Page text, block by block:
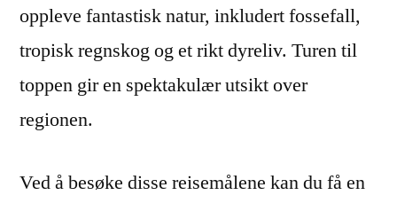
oppleve fantastisk natur, inkludert fossefall,
tropisk regnskog og et rikt dyreliv. Turen til
toppen gir en spektakulær utsikt over
regionen.
Ved å besøke disse reisemålene kan du få en